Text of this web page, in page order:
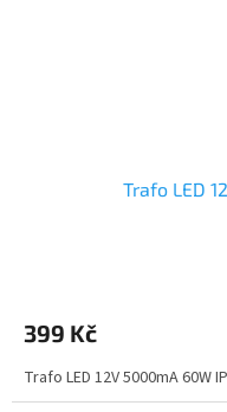
Trafo LED
399 Kč
Trafo LED 12V 5000mA 60W